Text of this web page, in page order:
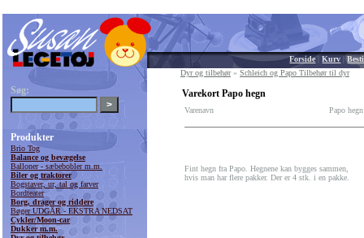
Forside|Kurv |
Søg:
Produkter
Brio Tog
Balance og bevægelse
Balloner - sæbebobler m.m.
Biler og traktorer
Bogstaver, ur, tal og farver
Bordteater
Borg, drager og riddere
Bøger UDGÅR - EKSTRA NEDSAT
Cykler/Moon-car
Dukker m.m.
Dyr og tilbehør» Schleich og Papo Tilbehør til dyr
Varekort Papo hegn
Varenavn Papo hegn
Fint hegn fra Papo. Hegnene kan bygges sammen,
hvis man har flere pakker. Der er 4 stk. i en pakke.